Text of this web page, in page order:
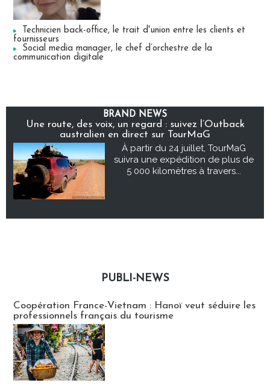
Technicien back-office, le trait d'union entre les clients et
fournisseurs
Social media manager, le chef d’orchestre de la
communication digitale
BRAND NEWS
Une route, des voix, un regard : suivez l’Outback
australien en direct sur TourMaG
À partir du 24 juillet, TourMaG
suivra une expédition de plus de
5 000 kilomètres à travers...
PUBLI-NEWS
Coopération France-Vietnam : Hanoï veut séduire les
professionnels français du tourisme